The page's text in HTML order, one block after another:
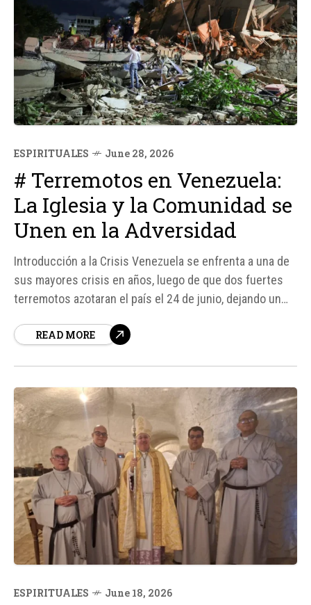
ESPIRITUALES June 28, 2026
# Terremotos en Venezuela:
La Iglesia y la Comunidad se
Unen en la Adversidad
Introducción a la Crisis Venezuela se enfrenta a una de
sus mayores crisis en años, luego de que dos fuertes
terremotos azotaran el país el 24 de junio, dejando un
los terremotos, con magnitudes de 7. 2 y 7. 5, ocurrieron
READ MORE
ESPIRITUALES June 18, 2026